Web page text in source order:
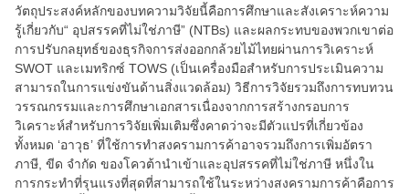
วัตถุประสงค์หลักของบทความวิจัยนี้คือการศึกษาและสังเคราะห์ความ
รู้เกี่ยวกับ“ อุปสรรคที่ไม่ใช่ภาษี” (NTBs) และผลกระทบของพวกเขาต่อ
การปรับกลยุทธ์ของธุรกิจการส่งออกกล้วยไม้ไทยผ่านการวิเคราะห์
SWOT และเมทริกซ์ TOWS (เป็นเครื่องมือสำหรับการประเมินความ
สามารถในการแข่งขันด้านสิ่งแวดล้อม) วิธีการวิจัยรวมถึงการทบทวน
วรรณกรรมและการศึกษาเอกสารเนื่องจากการสร้างกรอบการ
วิเคราะห์สำหรับการวิจัยเพิ่มเติมซึ่งคาดว่าจะมีตัวแปรที่เกี่ยวข้อง
ทั้งหมด ‘อาวุธ’ ที่ใช้การทำสงครามการค้าอาจรวมถึงการเพิ่มอัตรา
ภาษี, ขีด จำกัด ของโควต้านำเข้าและอุปสรรคที่ไม่ใช่ภาษี หนึ่งใน
การกระทำที่รุนแรงที่สุดที่สามารถใช้ในระหว่างสงครามการค้าคือการ